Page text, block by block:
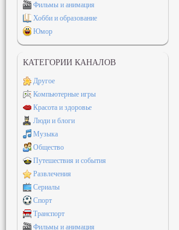
Фильмы и анимация
Хобби и образование
Юмор
КАТЕГОРИИ КАНАЛОВ
Другое
Компьютерные игры
Красота и здоровье
Люди и блоги
Музыка
Общество
Путешествия и события
Развлечения
Сериалы
Спорт
Транспорт
Фильмы и анимация